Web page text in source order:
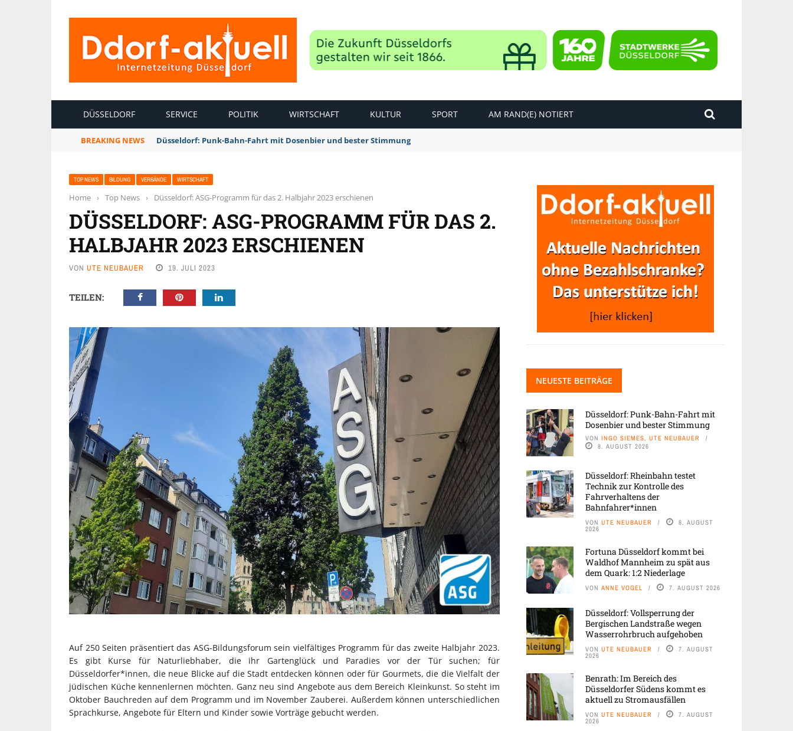
DÜSSELDORF SERVICE POLITIK WIRTSCHAFT KULTUR SPORT AM RAND(E) NOTIERT
BREAKING NEWS Düsseldorf: Punk-Bahn-Fahrt mit Dosenbier und bester Stimmung
TOP NEWS BILDUNG VERBÄNDE WIRTSCHAFT
Home › Top News › Düsseldorf: ASG-Programm für das 2. Halbjahr 2023 erschienen
DÜSSELDORF: ASG-PROGRAMM FÜR DAS 2.
HALBJAHR 2023 ERSCHIENEN
VON UTE NEUBAUER 19. JULI 2023
TEILEN:
Auf 250 Seiten präsentiert das ASG-Bildungsforum sein vielfältiges Programm für das zweite Halbjahr 2023.
Es gibt Kurse für Naturliebhaber, die ihr Gartenglück und Paradies vor der Tür suchen; für
Düsseldorfer*innen, die neue Blicke auf die Stadt entdecken können oder für Gourmets, die die Vielfalt der
jüdischen Küche kennenlernen möchten. Ganz neu sind Angebote aus dem Bereich Kleinkunst. So steht im
Oktober Bauchreden auf dem Programm und im November Zauberei. Außerdem können unterschiedlichen
Sprachkurse, Angebote für Eltern und Kinder sowie Vorträge gebucht werden.
NEUESTE BEITRÄGE
Düsseldorf: Punk-Bahn-Fahrt mit
Dosenbier und bester Stimmung
VON INGO SIEMES, UTE NEUBAUER
8. AUGUST 2026
Düsseldorf: Rheinbahn testet
Technik zur Kontrolle des
Fahrverhaltens der
Bahnfahrer*innen
VON UTE NEUBAUER 8. AUGUST
2026
Fortuna Düsseldorf kommt bei
Waldhof Mannheim zu spät aus
dem Quark: 1:2 Niederlage
VON ANNE VOGEL 7. AUGUST 2026
Düsseldorf: Vollsperrung der
Bergischen Landstraße wegen
Wasserrohrbruch aufgehoben
VON UTE NEUBAUER 7. AUGUST
2026
Benrath: Im Bereich des
Düsseldorfer Südens kommt es
aktuell zu Stromausfällen
VON UTE NEUBAUER 7. AUGUST
2026